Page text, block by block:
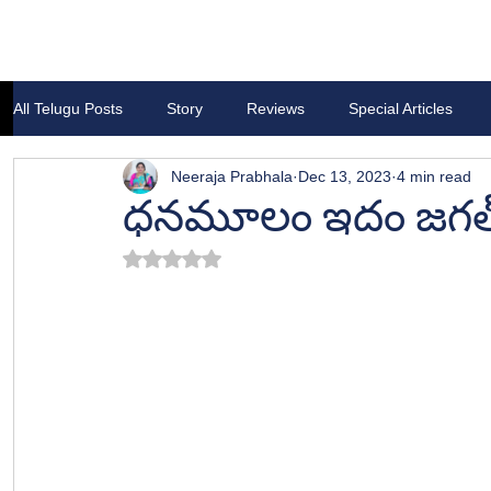
All Telugu Posts Story Reviews Special Articles
ధనమూలం ఇదం
Neeraja Prabhala Dec 13, 2023 4 min read
Rated NaN out of 5 stars.